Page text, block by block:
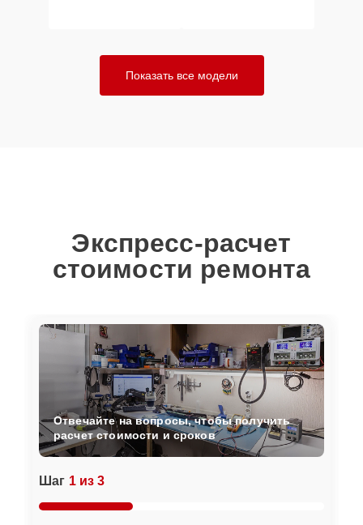
Показать все модели
Экспресс-расчет
стоимости ремонта
Шаг 1 из 3
Отвечайте на вопросы, чтобы получить
расчет стоимости и сроков